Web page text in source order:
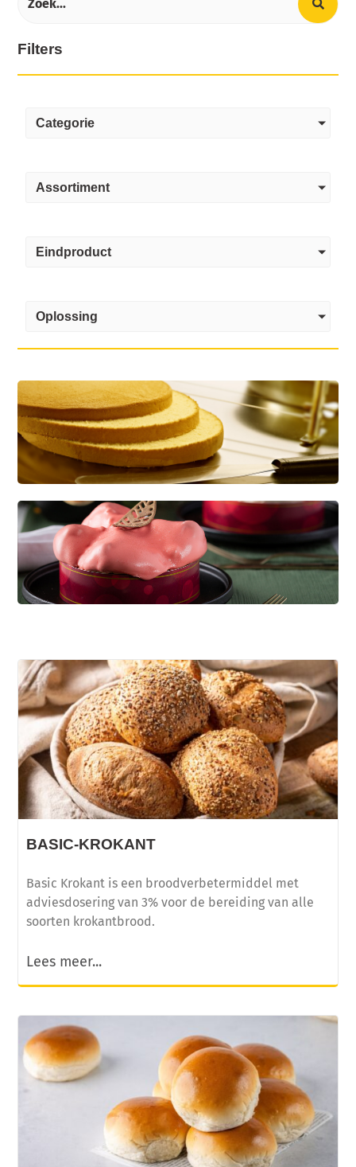
Filters
Categorie
Assortiment
Eindproduct
Oplossing
CREDI KAPSEL
Dé basis voor diverse soorten gebak
Licht, luchtig en eiwitrijk broodje op basis van
kwark!
BASIC-KROKANT
Basic Krokant is een broodverbetermiddel met
adviesdosering van 3% voor de bereiding van alle
soorten krokantbrood.
Lees meer...